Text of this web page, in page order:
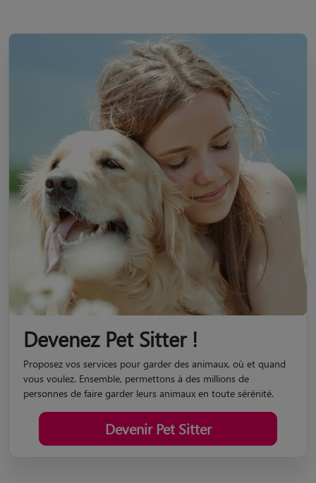
Devenez Pet Sitter !
Proposez vos services pour garder des animaux, où et quand
vous voulez. Ensemble, permettons à des millions de
personnes de faire garder leurs animaux en toute sérénité.
Devenir Pet Sitter